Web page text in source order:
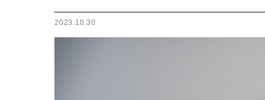
2階建て
2023.10.30